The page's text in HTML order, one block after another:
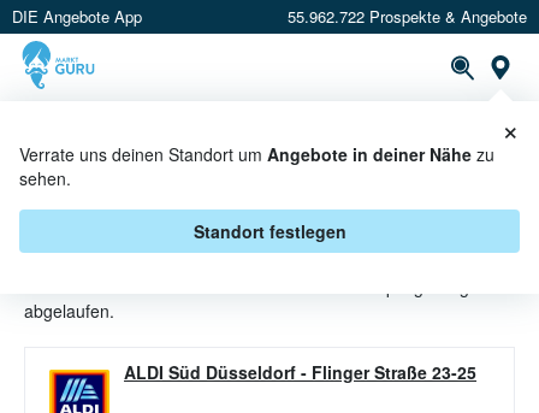
DIE Angebote App 55.962.722 Prospekte & Angebote
Verrate uns deinen Standort um Angebote in deiner Nähe zu
sehen.
Standort festlegen
×
SCHUHPFLEGE ANGEBOTE &
AKTIONEN BEI ALDI SÜD
abgelaufen.
ALDI Süd Düsseldorf - Flinger Straße 23-25